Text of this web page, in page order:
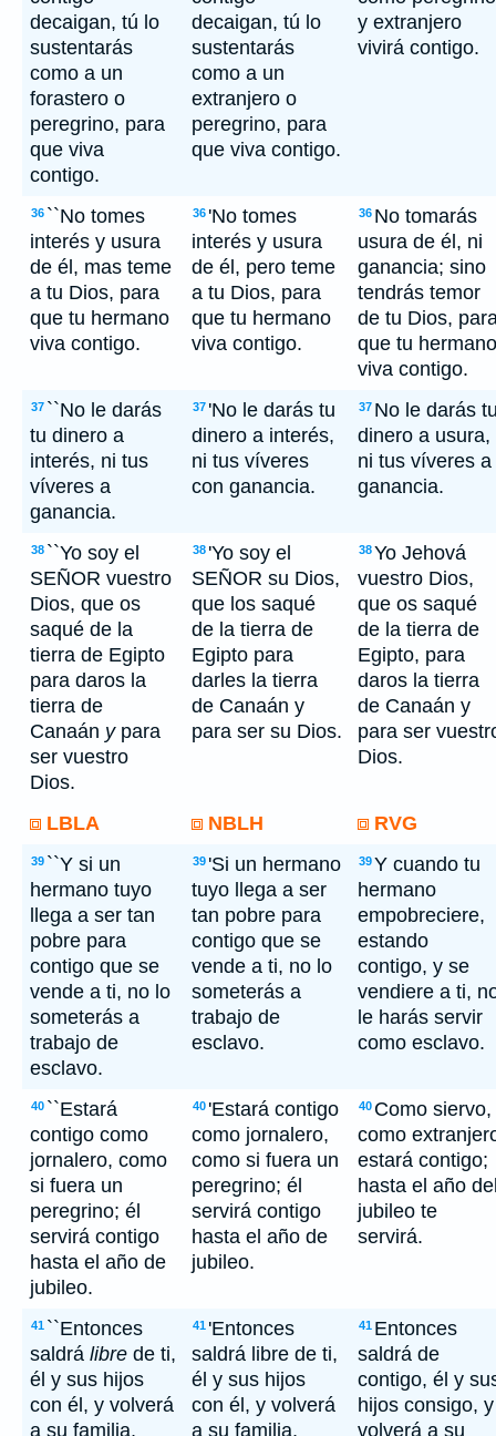
decaigan, tú lo
sustentarás
como a un
forastero o
peregrino, para
que viva
contigo.
decaigan, tú lo
sustentarás
como a un
extranjero o
peregrino, para
que viva contigo.
y extranjero
vivirá contigo.
36 ``No tomes
interés y usura
de él, mas teme
a tu Dios, para
que tu hermano
viva contigo.
36 'No tomes
interés y usura
de él, pero teme
a tu Dios, para
que tu hermano
viva contigo.
36 No tomarás
usura de él, ni
ganancia; sino
tendrás temor
de tu Dios,
que tu hermano
viva contigo.
37 ``No le darás
tu dinero a
interés, ni tus
víveres a
ganancia.
37 'No le darás tu
dinero a interés,
ni tus víveres
con ganancia.
37 No le darás
dinero a usura,
ni tus víveres a
ganancia.
38 ``Yo soy el
SEÑOR vuestro
Dios, que os
saqué de la
tierra de Egipto
para daros la
tierra de
Canaán ypara
ser vuestro
Dios.
38 'Yo soy el
SEÑOR su Dios,
que los saqué
de la tierra de
Egipto para
darles la tierra
de Canaán y
para ser su Dios.
38Yo Jehová
vuestro Dios,
que os saqué
de la tierra de
Egipto, para
daros la tierra
de Canaán y
para ser
Dios.
LBLA NBLH RVG
39 ``Y si un
hermano tuyo
llega a ser tan
pobre para
contigo que se
vende a ti, no lo
someterás a
trabajo de
esclavo.
39 'Si un hermano
tuyo llega a ser
tan pobre para
contigo que se
vende a ti, no lo
someterás a
trabajo de
esclavo.
39Y cuando tu
hermano
empobreciere,
estando
contigo, y se
vendiere a ti,
le harás servir
como esclavo.
40 ``Estará
contigo como
jornalero, como
si fuera un
peregrino; él
servirá contigo
hasta el año de
jubileo.
40 'Estará contigo
como jornalero,
como si fuera un
peregrino; él
servirá contigo
hasta el año de
jubileo.
40 Como siervo,
como
estará contigo;
hasta el año
jubileo te
servirá.
41 ``Entonces
saldrá libre de ti,
él y sus hijos
con él, y volverá
a su familia,
41 'Entonces
saldrá libre de ti,
él y sus hijos
con él, y volverá
a su familia,
41 Entonces
saldrá de
contigo, él y
hijos consigo, y
volverá a su